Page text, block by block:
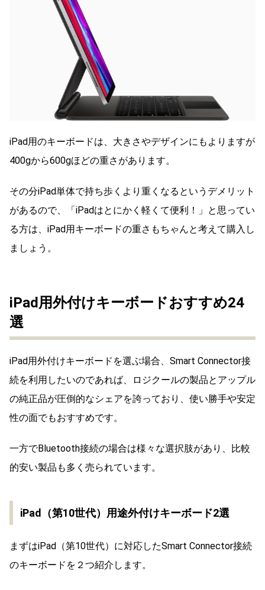
iPad用のキーボードは、大きさやデザインにもよりますが
400gから600gほどの重さがあります。
その分iPad単体で持ち歩くより重くなるというデメリット
があるので、「iPadはとにかく軽くて便利！」と思ってい
る方は、iPad用キーボードの重さもちゃんと考えて購入し
ましょう。
iPad用外付けキーボードおすすめ24
選
iPad用外付けキーボードを選ぶ場合、Smart Connector接
続を利用したいのであれば、ロジクールの製品とアップル
の純正品が圧倒的なシェアを誇っており、使い勝手や安定
性の面でもおすすめです。
一方でBluetooth接続の場合は様々な選択肢があり、比較
的安い製品も多く売られています。
iPad（第10世代）用途外付けキーボード2選
まずはiPad（第10世代）に対応したSmart Connector接続
のキーボードを２つ紹介します。